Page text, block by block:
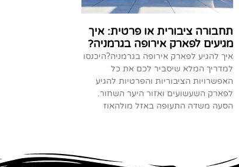
תחבורה ציבורית או פרטית: איך
מגיעים לפארק אירופה בגרמניה?
איך להגיע לפארק אירופה בגרמניה?היכנסו
למדריך המלא שיסביר לכם את כל
האפשרויות הציבוריות והפרטיות להגיע
לפארק השעשועים ואזור היער השחור.
הסעה משדה התעופה באזל מולהאוז